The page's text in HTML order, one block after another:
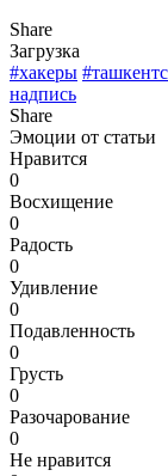
Share
Загрузка
#хакеры
надпись
Share
Эмоции от статьи
Нравится
0
Восхищение
0
Радость
0
Удивление
0
Подавленность
0
Грусть
0
Разочарование
0
Не нравится